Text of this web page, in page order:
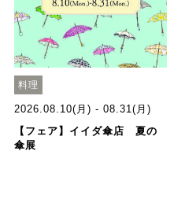
料理
2026.08.10(月) - 08.31(月)
【フェア】イイダ傘店 夏の
傘展